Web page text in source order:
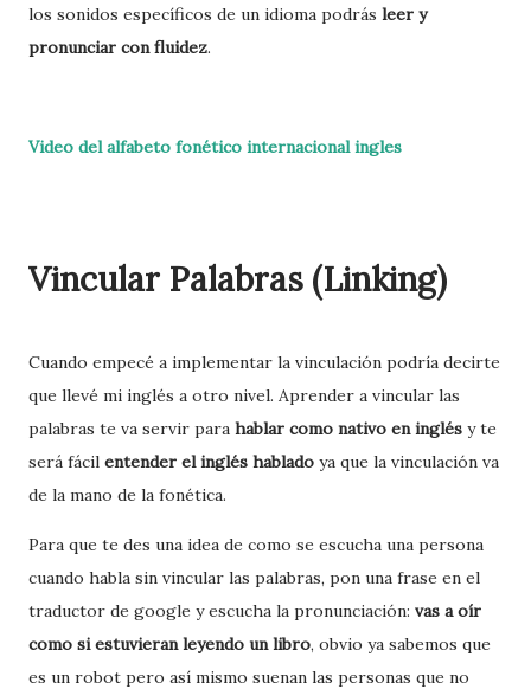
los sonidos específicos de un idioma podrás leer y
pronunciar con fluidez.
Video del alfabeto fonético internacional ingles
Vincular Palabras (Linking)
Cuando empecé a implementar la vinculación podría decirte
que llevé mi inglés a otro nivel. Aprender a vincular las
palabras te va servir para hablar como nativo en inglés y te
será fácil entender el inglés hablado ya que la vinculación va
de la mano de la fonética.
Para que te des una idea de como se escucha una persona
cuando habla sin vincular las palabras, pon una frase en el
traductor de google y escucha la pronunciación: vas a oír
como si estuvieran leyendo un libro, obvio ya sabemos que
es un robot pero así mismo suenan las personas que no